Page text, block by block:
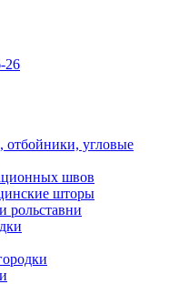
26
отбойники, угловые
швов
шторы
рольставни